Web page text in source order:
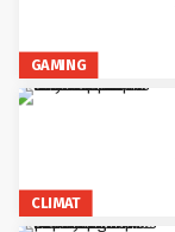
GAMING
CLIMAT